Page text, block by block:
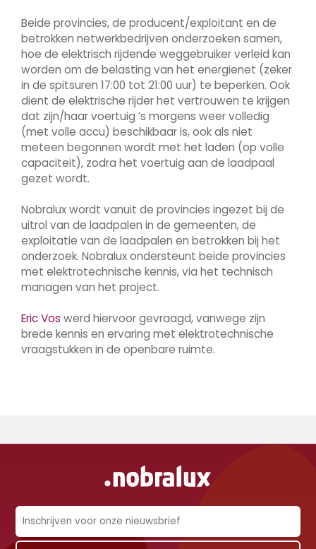
Beide provincies, de producent/exploitant en de
betrokken netwerkbedrijven onderzoeken samen,
hoe de elektrisch rijdende weggebruiker verleid kan
worden om de belasting van het energienet (zeker
in de spitsuren 17:00 tot 21:00 uur) te beperken. Ook
dient de elektrische rijder het vertrouwen te krijgen
dat zijn/haar voertuig ’s morgens weer volledig
(met volle accu) beschikbaar is, ook als niet
meteen begonnen wordt met het laden (op volle
capaciteit), zodra het voertuig aan de laadpaal
gezet wordt.
Nobralux wordt vanuit de provincies ingezet bij de
uitrol van de laadpalen in de gemeenten, de
exploitatie van de laadpalen en betrokken bij het
onderzoek. Nobralux ondersteunt beide provincies
met elektrotechnische kennis, via het technisch
managen van het project.
Eric Vos werd hiervoor gevraagd, vanwege zijn
brede kennis en ervaring met elektrotechnische
vraagstukken in de openbare ruimte.